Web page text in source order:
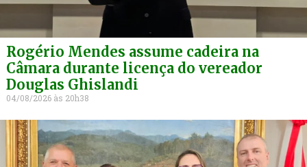
Rogério Mendes assume cadeira na
Câmara durante licença do vereador
Douglas Ghislandi
04/08/2026 20h38